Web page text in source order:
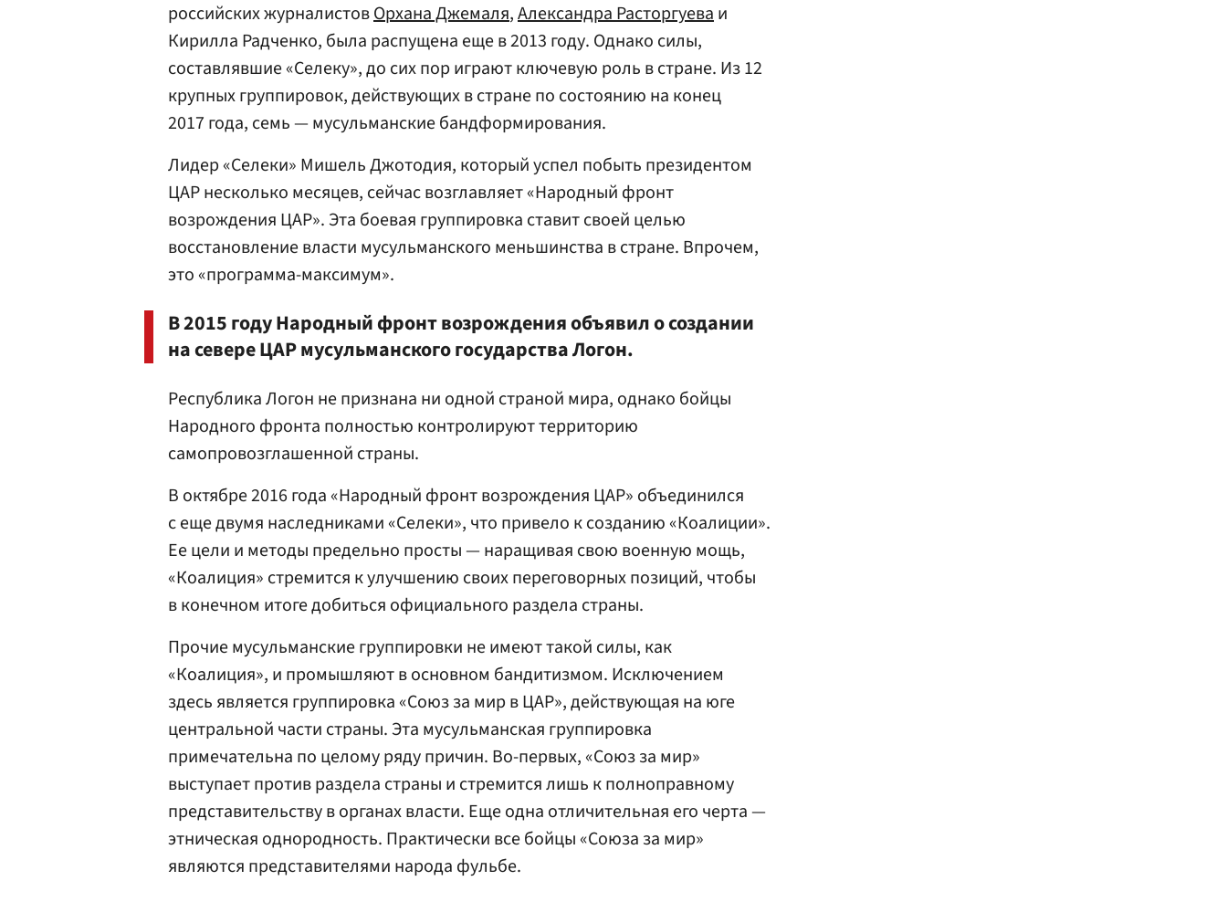
российских журналистовОрхана Джемаля,Александра Расторгуеваи
Кирилла Радченко, была распущена еще в 2013 году. Однако силы,
составлявшие «Селеку», до сих пор играют ключевую роль в стране. Из 12
крупных группировок, действующих в стране по состоянию на конец
2017 года, семь — мусульманские бандформирования.
Лидер «Селеки» Мишель Джотодия, который успел побыть президентом
ЦАР несколько месяцев, сейчас возглавляет «Народный фронт
возрождения ЦАР». Эта боевая группировка ставит своей целью
восстановление власти мусульманского меньшинства в стране. Впрочем,
это «программа-максимум».
В 2015 году Народный фронт возрождения объявил о создании
на севере ЦАР мусульманского государства Логон.
Республика Логон не признана ни одной страной мира, однако бойцы
Народного фронта полностью контролируют территорию
самопровозглашенной страны.
В октябре 2016 года «Народный фронт возрождения ЦАР» объединился
с еще двумя наследниками «Селеки», что привело к созданию «Коалиции».
Ее цели и методы предельно просты — наращивая свою военную мощь,
«Коалиция» стремится к улучшению своих переговорных позиций, чтобы
в конечном итоге добиться официального раздела страны.
Прочие мусульманские группировки не имеют такой силы, как
«Коалиция», и промышляют в основном бандитизмом. Исключением
здесь является группировка «Союз за мир в ЦАР», действующая на юге
центральной части страны. Эта мусульманская группировка
примечательна по целому ряду причин. Во-первых, «Союз за мир»
выступает против раздела страны и стремится лишь к полноправному
представительству в органах власти. Еще одна отличительная его черта —
этническая однородность. Практически все бойцы «Союза за мир»
являются представителями народа фульбе.